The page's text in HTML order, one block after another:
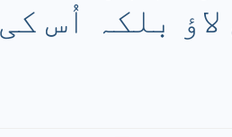
بلکہ اُس